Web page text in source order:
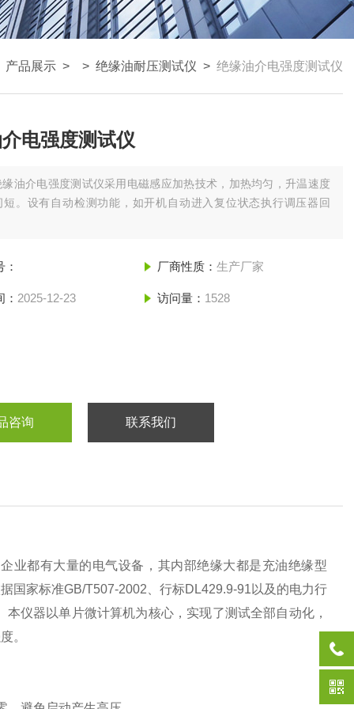
产品展示 > > 绝缘油耐压测试仪 > 绝缘油介电强度测试仪
电强度测试仪
缘油介电强度测试仪采用电磁感应加热技术，加热均匀，升温速度
短。设有自动检测功能，如开机自动进入复位状态执行调压器回
厂商性质： 生产厂家
2025-12-23 访问量： 1528
咨询 联系我们
业都有大量的电气设备，其内部绝缘大都是充油绝缘型
国家标准GB/T507-2002、行标DL429.9-91以及的电力行
仪器以单片微计算机为核心，实现了测试全部自动化，
。